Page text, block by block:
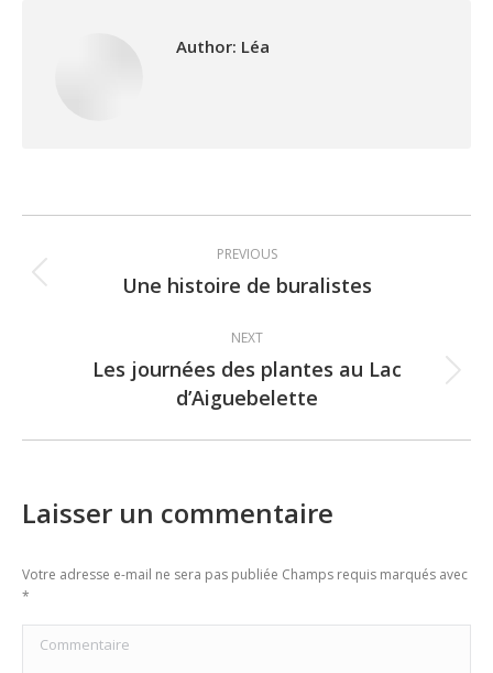
Author: Léa
navigation
PREVIOUS
Previous
Une histoire de buralistes
NEXT
Next
post:
Les journées des plantes au Lac
d’Aiguebelette
Laisser un commentaire
Votre adresse e-mail ne sera pas publiée Champs requis marqués avec
*
Commentaire